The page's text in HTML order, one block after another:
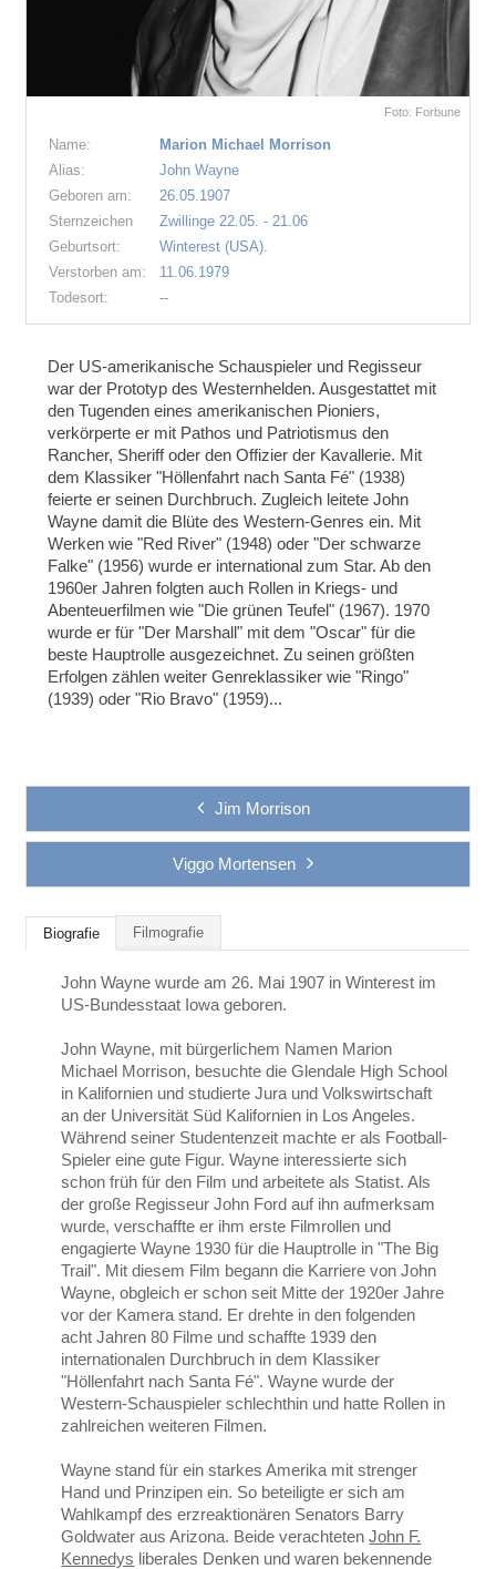
Foto: Forbune
Name:
Marion Michael Morrison
Alias:
John Wayne
Geboren am:
26.05.1907
Sternzeichen
Zwillinge 22.05. - 21.06
Geburtsort:
Winterest (USA).
Verstorben am:
11.06.1979
Todesort:
--
Der US-amerikanische Schauspieler und Regisseur
war der Prototyp des Westernhelden. Ausgestattet mit
den Tugenden eines amerikanischen Pioniers,
verkörperte er mit Pathos und Patriotismus den
Rancher, Sheriff oder den Offizier der Kavallerie. Mit
dem Klassiker "Höllenfahrt nach Santa Fé" (1938)
feierte er seinen Durchbruch. Zugleich leitete John
Wayne damit die Blüte des Western-Genres ein. Mit
Werken wie "Red River" (1948) oder "Der schwarze
Falke" (1956) wurde er international zum Star. Ab den
1960er Jahren folgten auch Rollen in Kriegs- und
Abenteuerfilmen wie "Die grünen Teufel" (1967). 1970
wurde er für "Der Marshall" mit dem "Oscar" für die
beste Hauptrolle ausgezeichnet. Zu seinen größten
Erfolgen zählen weiter Genreklassiker wie "Ringo"
(1939) oder "Rio Bravo" (1959)...
Jim Morrison
Viggo Mortensen
Biografie Filmografie
John Wayne wurde am 26. Mai 1907 in Winterest im
US-Bundesstaat Iowa geboren.
John Wayne, mit bürgerlichem Namen Marion
Michael Morrison, besuchte die Glendale High School
in Kalifornien und studierte Jura und Volkswirtschaft
an der Universität Süd Kalifornien in Los Angeles.
Während seiner Studentenzeit machte er als Football-
Spieler eine gute Figur. Wayne interessierte sich
schon früh für den Film und arbeitete als Statist. Als
der große Regisseur John Ford auf ihn aufmerksam
wurde, verschaffte er ihm erste Filmrollen und
engagierte Wayne 1930 für die Hauptrolle in "The Big
Trail". Mit diesem Film begann die Karriere von John
Wayne, obgleich er schon seit Mitte der 1920er Jahre
vor der Kamera stand. Er drehte in den folgenden
acht Jahren 80 Filme und schaffte 1939 den
internationalen Durchbruch in dem Klassiker
"Höllenfahrt nach Santa Fé". Wayne wurde der
Western-Schauspieler schlechthin und hatte Rollen in
zahlreichen weiteren Filmen.
Wayne stand für ein starkes Amerika mit strenger
Hand und Prinzipen ein. So beteiligte er sich am
Wahlkampf des erzreaktionären Senators Barry
Goldwater aus Arizona. Beide verachtetenJohn F.
Kennedys liberales Denken und waren bekennende